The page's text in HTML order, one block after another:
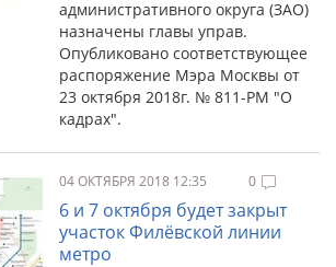
административного округа (ЗАО)
назначены главы управ.
Опубликовано соответствующее
распоряжение Мэра Москвы от
23 октября 2018г. № 811-РМ "О
кадрах".
04 ОКТЯБРЯ 2018 12:35 0
6 и 7 октября будет закрыт
участок Филёвской линии
метро